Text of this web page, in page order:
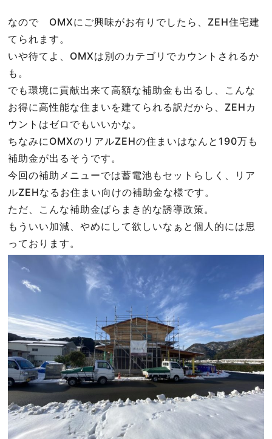
なので OMXにご興味がお有りでしたら、ZEH住宅建
てられます。
いや待てよ、OMXは別のカテゴリでカウントされるか
も。
でも環境に貢献出来て高額な補助金も出るし、こんな
お得に高性能な住まいを建てられる訳だから、ZEHカ
ウントはゼロでもいいかな。
ちなみにOMXのリアルZEHの住まいはなんと190万も
補助金が出るそうです。
今回の補助メニューでは蓄電池もセットらしく、リア
ルZEHなるお住まい向けの補助金な様です。
ただ、こんな補助金ばらまき的な誘導政策。
もういい加減、やめにして欲しいなぁと個人的には思
っております。